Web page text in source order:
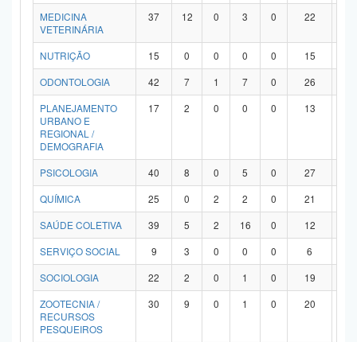
MEDICINA
VETERINÁRIA
37 12 0 3 0 22
NUTRIÇÃO 15 0 0 0 0 15
ODONTOLOGIA
42 7 1 7 0 26
PLANEJAMENTO
URBANO E
REGIONAL /
DEMOGRAFIA
17 2 0 0 0 13
PSICOLOGIA 40 8 0 5 0 27
QUÍMICA
25 0 2 2 0 21
SAÚDE COLETIVA
39 5 2 16 0 12
SERVIÇO SOCIAL
9 3 0 0 0 6
SOCIOLOGIA
22 2 0 1 0 19
ZOOTECNIA /
RECURSOS
PESQUEIROS
30 9 0 1 0 20